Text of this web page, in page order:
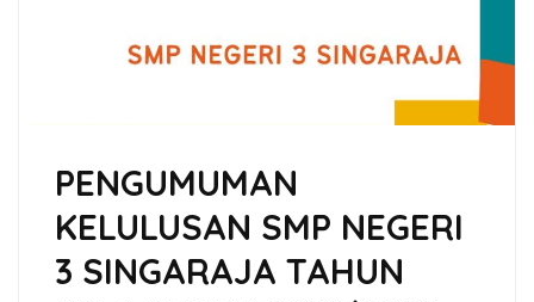
PENGUMUMAN
KELULUSAN SMP NEGERI
3 SINGARAJA TAHUN